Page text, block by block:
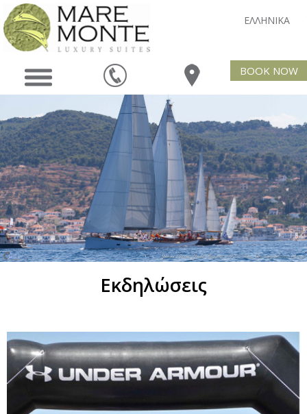
ΕΛΛΗΝΙΚΑ
BOOK NOW
Εκδηλώσεις